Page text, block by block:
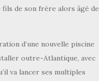
de son frère alors âgé de
d’une nouvelle piscine
outre-Atlantique, avec
va lancer ses multiples